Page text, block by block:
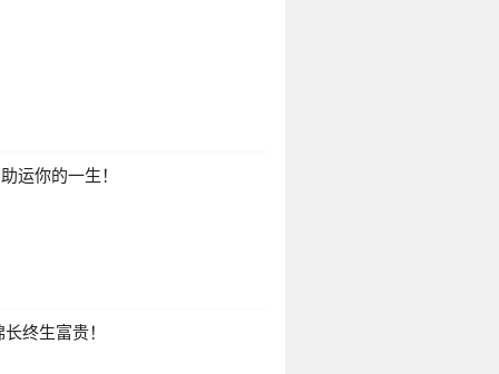
运你的一生！
终生富贵！